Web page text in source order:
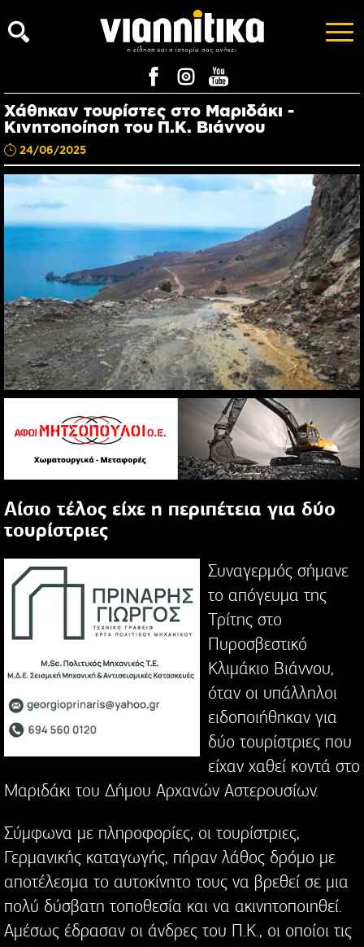
Χάθηκαν τουρίστες στο Μαριδάκι -
Κινητοποίηση του Π.Κ. Βιάννου
24/06/2025
Αίσιο τέλος είχε η περιπέτεια για δύο
τουρίστριες
Συναγερμός σήμανε
το απόγευμα της
Τρίτης στο
Πυροσβεστικό
Κλιμάκιο Βιάννου,
όταν οι υπάλληλοι
ειδοποιήθηκαν για
δύο τουρίστριες που
είχαν χαθεί κοντά στο
Μαριδάκι του Δήμου Αρχανών Αστερουσίων.
Σύμφωνα με πληροφορίες, οι τουρίστριες,
Γερμανικής καταγωγής, πήραν λάθος δρόμο με
αποτέλεσμα το αυτοκίνητο τους να βρεθεί σε μια
πολύ δύσβατη τοποθεσία και να ακινητοποιηθεί.
Αμέσως έδρασαν οι άνδρες του Π.Κ., οι οποίοι τις